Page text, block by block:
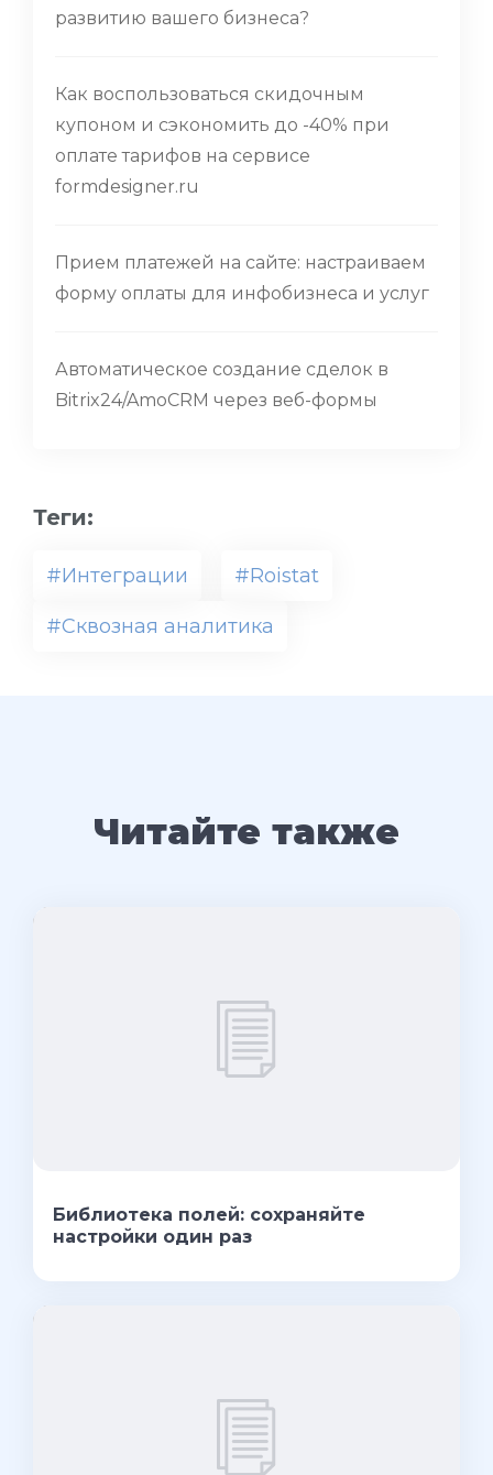
развитию вашего бизнеса?
Как воспользоваться скидочным
купоном и сэкономить до -40% при
оплате тарифов на сервисе
formdesigner.ru
Прием платежей на сайте: настраиваем
форму оплаты для инфобизнеса и услуг
Автоматическое создание сделок в
Bitrix24/AmoCRM через веб-формы
Теги:
#Интеграции #Roistat
#Сквозная аналитика
Читайте также
Библиотека полей: сохраняйте
настройки один раз